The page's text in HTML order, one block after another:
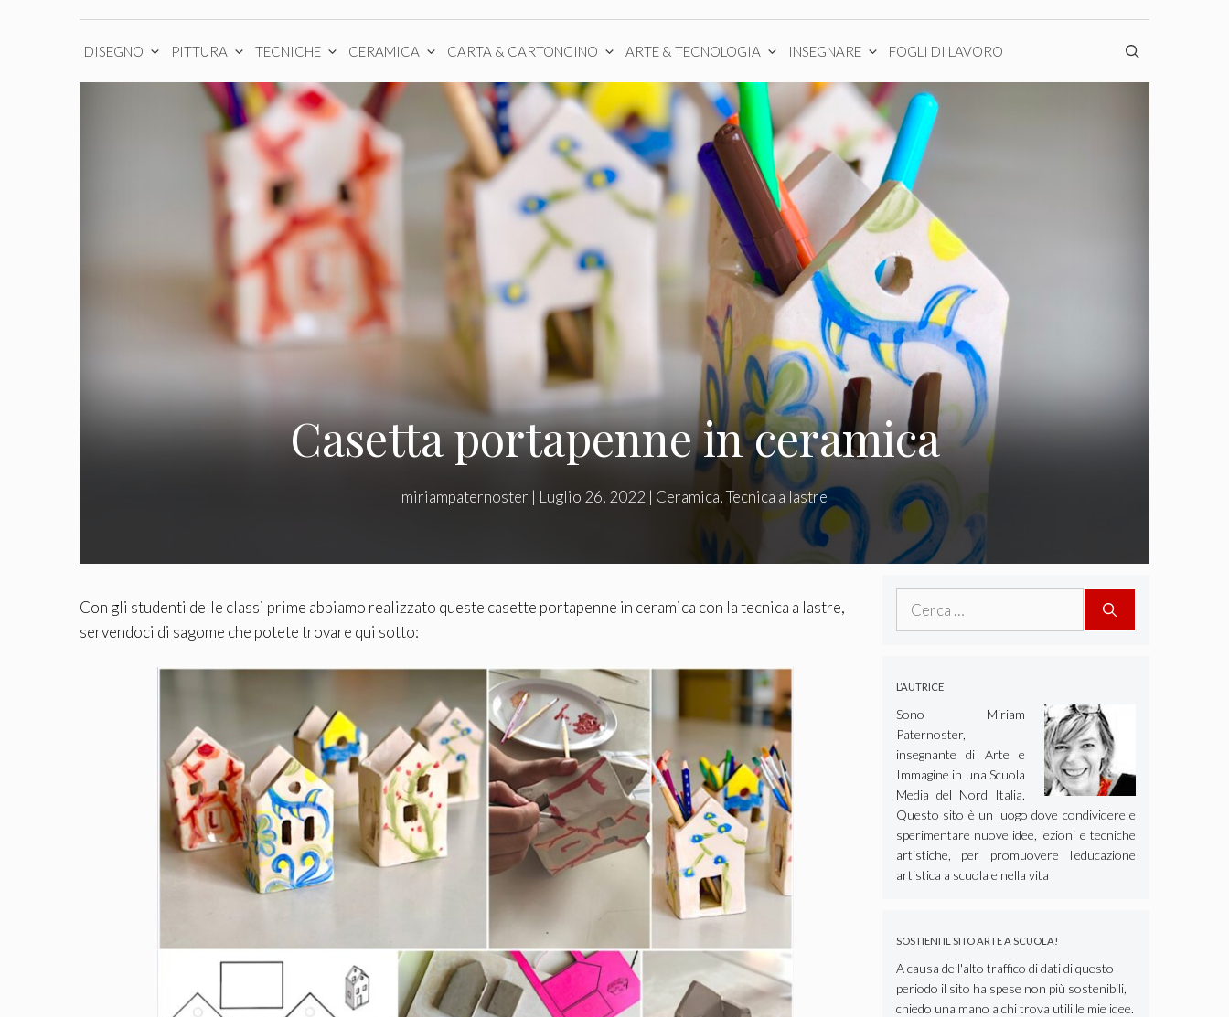
DISEGNO PITTURA TECNICHE CERAMICA CARTA & CARTONCINO ARTE & TECNOLOGIA INSEGNARE FOGLI DI LAVORO
Casetta portapenne in ceramica
miriampaternoster | Luglio 26, 2022 | Ceramica,Tecnica a lastre
Con gli studenti delle classi prime abbiamo realizzato queste casette portapenne in ceramica con la tecnica a lastre,
servendoci di sagome che potete trovare qui sotto:
per:
L’AUTRICE
Sono Miriam
Paternoster,
insegnante di Arte e
Immagine in una Scuola
Media del Nord Italia.
Questo sito è un luogo dove condividere e
sperimentare nuove idee, lezioni e tecniche
artistiche, per promuovere l'educazione
artistica a scuola e nella vita
SOSTIENI IL SITO ARTE A SCUOLA!
A causa dell'alto traffico di dati di questo
periodo il sito ha spese non più sostenibili,
chiedo una mano a chi trova utili le mie idee.